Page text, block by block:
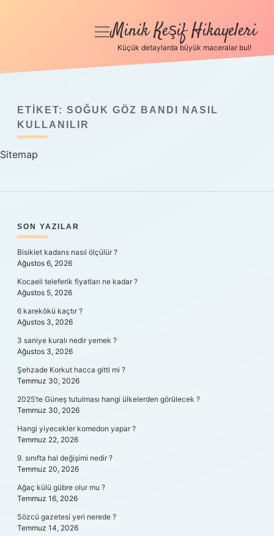
Anasayfa
Yasal Uyarı
Hakkımızda
menüyü
Minik Keşif Hikayeleri
Küçük detaylarda büyük maceralar bul!
ETIKET: SOĞUK GÖZ BANDI NASIL
KULLANILIR
Sitemap
SIDEBAR
SON YAZILAR
Bisiklet kadans nasıl ölçülür ?
Ağustos 6, 2026
Kocaeli teleferik fiyatları ne kadar ?
Ağustos 5, 2026
6 karekökü kaçtır ?
Ağustos 3, 2026
3 saniye kuralı nedir yemek ?
Ağustos 3, 2026
Şehzade Korkut hacca gitti mi ?
Temmuz 30, 2026
2025’te Güneş tutulması hangi ülkelerden görülecek ?
Temmuz 30, 2026
Hangi yiyecekler komedon yapar ?
Temmuz 22, 2026
9. sınıfta hal değişimi nedir ?
Temmuz 20, 2026
Ağaç külü gübre olur mu ?
Temmuz 16, 2026
Sözcü gazetesi yeri nerede ?
Temmuz 14, 2026